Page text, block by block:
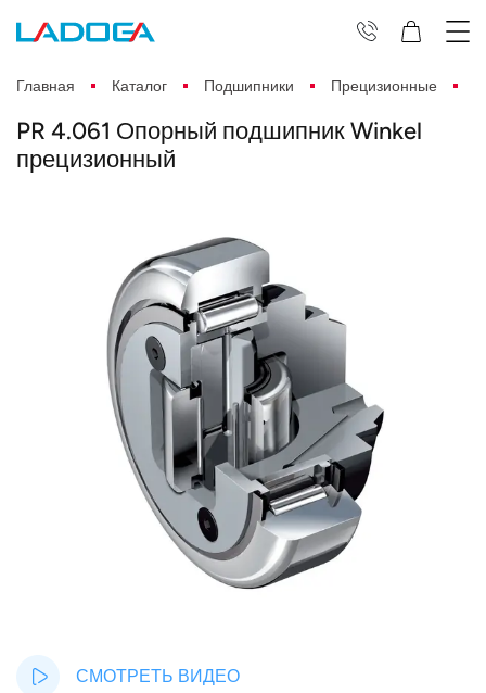
Главная Каталог Подшипники Прецизионные
PR 4.061 Опорный подшипник Winkel
прецизионный
СМОТРЕТЬ ВИДЕО